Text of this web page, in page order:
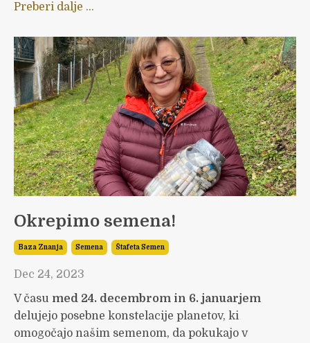
Preberi dalje ...
Okrepimo semena!
Baza Znanja Semena Štafeta Semen
Dec 24, 2023
V času med 24. decembrom in 6. januarjem
delujejo posebne konstelacije planetov, ki
omogočajo našim semenom, da pokukajo v